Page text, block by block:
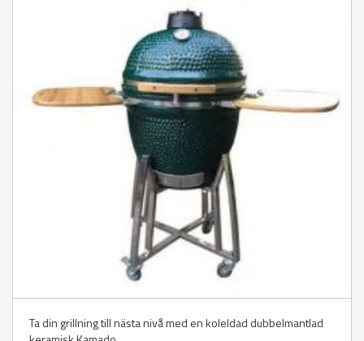
Ta din grillning till nästa nivå med en koleldad dubbelmantlad